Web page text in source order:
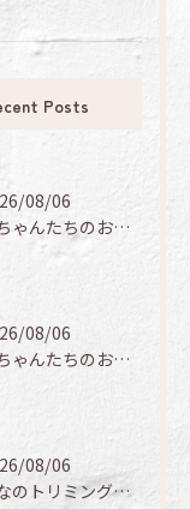
Posts
08/06
ワンちゃんたちのお手入れ日記🐶✨
08/06
ワンちゃんたちのお手入れ日記🐶✨
08/06
みんなのトリミング日記🌟